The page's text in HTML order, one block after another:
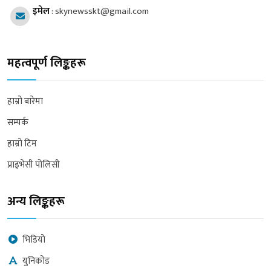
इमेल:skynewsskt@gmail.com
महत्वपूर्ण लिङ्कहरू
हाम्रो बारेमा
सम्पर्क
हाम्रो टिम
प्राइभेसी पोलिसी
अन्य लिङ्कहरू
भिडियो
युनिकोड